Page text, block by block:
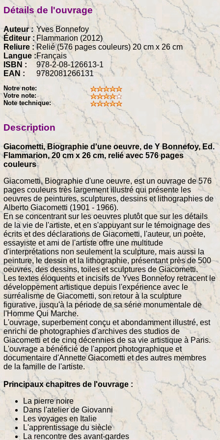
Détails de l'ouvrage
Auteur : Yves Bonnefoy
Éditeur : Flammarion (2012)
Reliure : Relié (576 pages couleurs) 20 cm x 26 cm
Langue :Français
ISBN :
978-2-08-126613-1
EAN :
9782081266131
Notre note:
Votre note:
Note technique:
Description
Giacometti, Biographie d'une oeuvre, de Y Bonnefoy, Ed.
Flammarion, 20 cm x 26 cm, relié avec 576 pages
couleurs
Giacometti, Biographie d'une oeuvre, est un ouvrage de 576
pages couleurs très largement illustré qui présente les
oeuvres de peintures, sculptures, dessins et lithographies de
Alberto Giacometti (1901 - 1966).
En se concentrant sur les oeuvres plutôt que sur les détails
de la vie de l'artiste, et en s'appuyant sur le témoignage des
écrits et des déclarations de Giacometti, l'auteur, un poète,
essayiste et ami de l'artiste offre une multitude
d'interprétations non seulement la sculpture, mais aussi la
peinture, le dessin et la lithographie, présentant près de 500
oeuvres, des dessins, toiles et sculptures de Giacometti.
Les textes éloquents et incisifs de Yves Bonnefoy retracent le
développement artistique depuis l'expérience avec le
surréalisme de Giacometti, son retour à la sculpture
figurative, jusqu'à la période de sa série monumentale de
l'Homme Qui Marche.
L'ouvrage, superbement conçu et abondamment illustré, est
enrichi de photographies d'archives des studios de
Giacometti et de cinq décennies de sa vie artistique à Paris.
L'ouvrage a bénéficié de l'apport photographique et
documentaire d'Annette Giacometti et des autres membres
de la famille de l'artiste.
Principaux chapitres de l'ouvrage :
La pierre noire
Dans l'atelier de Giovanni
Les voyages en Italie
L'apprentissage du siècle
La rencontre des avant-gardes